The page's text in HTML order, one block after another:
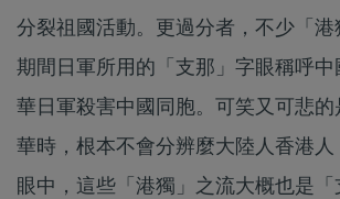
分裂祖國活動。更過分者，不少「
期間日軍所用的「支那」字眼稱呼
華日軍殺害中國同胞。可笑又可悲
華時，根本不會分辨麼大陸人香港
眼中，這些「港獨」之流大概也是「